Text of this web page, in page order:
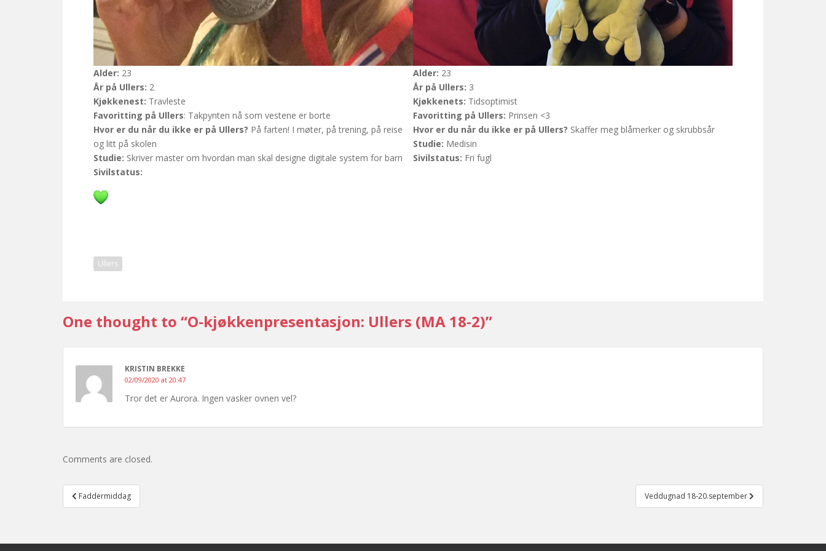
Alder: 23
År på Ullers: 2
Kjøkkenest: Travleste
Favoritting på Ullers: Takpynten nå som vestene er borte
Hvor er du når du ikke er på Ullers? På farten! I møter, på trening, på reise
og litt på skolen
Studie: Skriver master om hvordan man skal designe digitale system for barn
Sivilstatus:
Alder: 23
År på Ullers: 3
Kjøkkenets: Tidsoptimist
Favoritting på Ullers: Prinsen <3
Hvor er du når du ikke er på Ullers? Skaffer meg blåmerker og skrubbsår
Studie: Medisin
Sivilstatus: Fri fugl
Ullers
One thought to “O-kjøkkenpresentasjon: Ullers (MA 18-2)”
KRISTIN BREKKE
02/09/2020 at 20:47
Tror det er Aurora. Ingen vasker ovnen vel?
Comments are closed.
Post
navigation
Faddermiddag Veddugnad 18-20.september